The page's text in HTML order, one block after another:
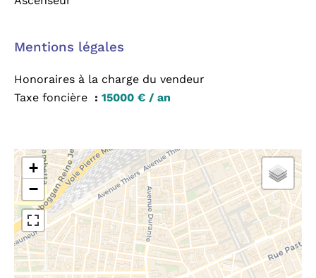
Mentions légales
Honoraires à la charge du vendeur
Taxe foncière
15000 € / an
+
−